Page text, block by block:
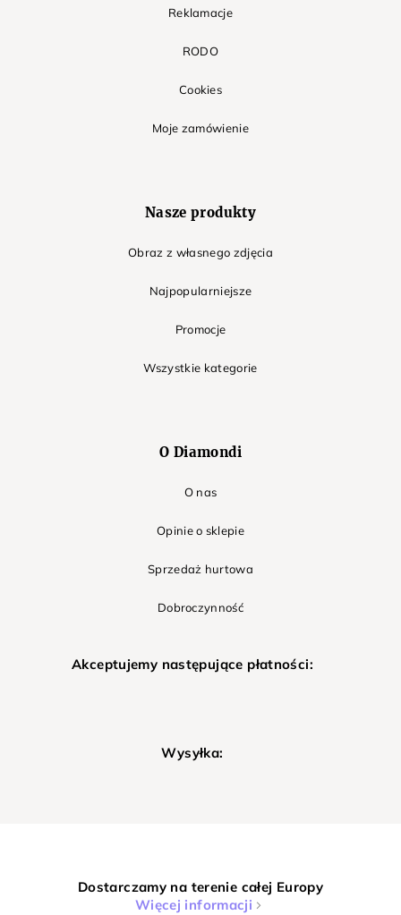
Reklamacje
RODO
Cookies
Moje zamówienie
Nasze produkty
Obraz z własnego zdjęcia
Najpopularniejsze
Promocje
Wszystkie kategorie
O Diamondi
O nas
Opinie o sklepie
Sprzedaż hurtowa
Dobroczynność
Akceptujemy następujące płatności:
Wysyłka:
Dostarczamy na terenie całej Europy
Więcej informacji